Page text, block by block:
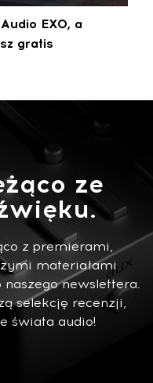
EXO, a
gratis
ze
z premierami,
materiałami
newslettera.
selekcję recenzji,
świata audio!